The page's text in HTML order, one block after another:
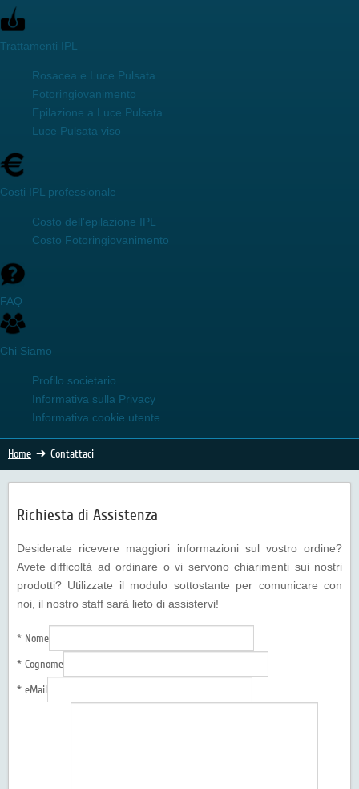
Trattamenti IPL
Rosacea e Luce Pulsata
Fotoringiovanimento
Epilazione a Luce Pulsata
Luce Pulsata viso
Costi IPL professionale
Costo dell'epilazione IPL
Costo Fotoringiovanimento
FAQ
Chi Siamo
Profilo societario
Informativa sulla Privacy
Informativa cookie utente
Home Contattaci
Richiesta di Assistenza
Desiderate ricevere maggiori informazioni sul vostro ordine?
Avete difficoltà ad ordinare o vi servono chiarimenti sui nostri
prodotti? Utilizzate il modulo sottostante per comunicare con
noi, il nostro staff sarà lieto di assistervi!
* Nome
* Cognome
* eMail